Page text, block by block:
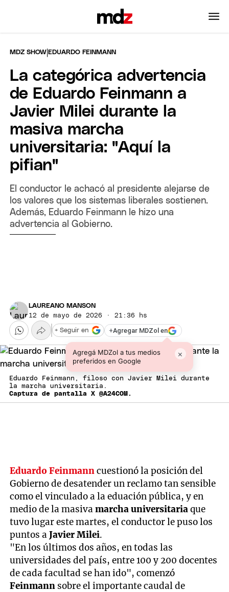
MDZ SHOW |EDUARDO FEINMANN
La categórica advertencia
de Eduardo Feinmann a
Javier Milei durante la
masiva marcha
universitaria: "Aquí la
pifian"
El conductor le achacó al presidente alejarse de
los valores que los sistemas liberales sostienen.
Además, Eduardo Feinmann le hizo una
advertencia al Gobierno.
LAUREANO MANSON
12 de mayo de 2026 · 21:36 hs
+Agregar MDZol en
Agregá MDZol a tus medios
preferidos en Google
×
+ Seguir en
Eduardo Feinmann, filoso con Javier Milei durante
la marcha universitaria.
Captura de pantalla X @A24COM.
Eduardo Feinmanncuestionó la posición del
Gobierno de desatender un reclamo tan sensible
como el vinculado a la eduación pública, y en
medio de la masivamarcha universitariaque
tuvo lugar este martes, el conductor le puso los
puntos aJavier Milei.
"En los últimos dos años, en todas las
universidades del país, entre 100 y 200 docentes
de cada facultad se han ido", comenzó
Feinmann sobre el importante caudal de